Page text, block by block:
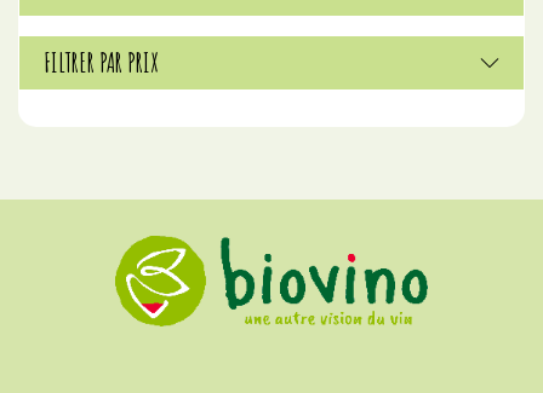
FILTRER PAR PRIX